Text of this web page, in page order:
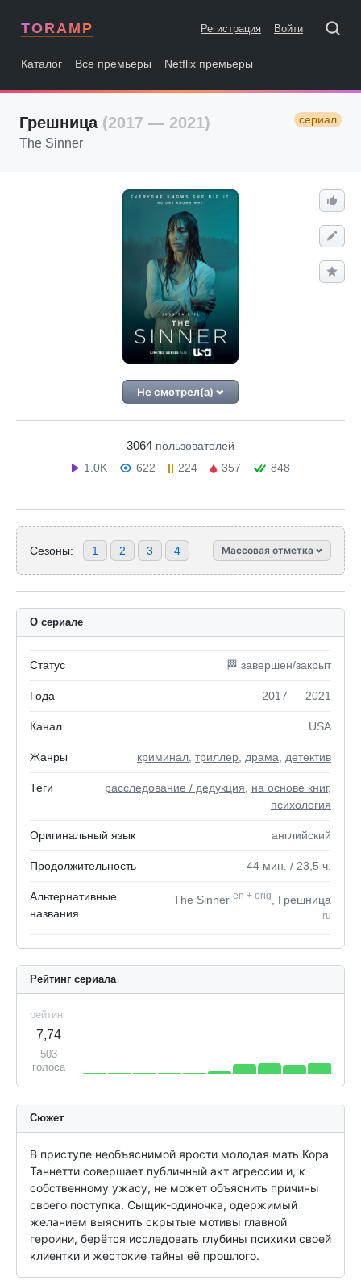
TORAMP Регистрация Войти
Каталог Все премьеры Netflix премьеры
Грешница (2017 — 2021) сериал
The Sinner
Не смотрел(а)
3064 пользователей
1.0K
622 224 357 848
Сезоны: 1 2 3 4 Массовая отметка
О сериале
Статус 🏁 завершен/закрыт
Года 2017 — 2021
Канал USA
Жанры криминал триллер драма детектив
Теги расследование / дедукция на основе книг,
психология
Оригинальный язык английский
Продолжительность 44 мин. / 23,5 ч.
Альтернативные
названия
The Sinner en + orig , Грешница
ru
Рейтинг сериала
рейтинг
7,74
503
голоса
Сюжет
В приступе необъяснимой ярости молодая мать Кора
Таннетти совершает публичный акт агрессии и, к
собственному ужасу, не может объяснить причины
своего поступка. Сыщик-одиночка, одержимый
желанием выяснить скрытые мотивы главной
героини, берётся исследовать глубины психики своей
клиентки и жестокие тайны её прошлого.